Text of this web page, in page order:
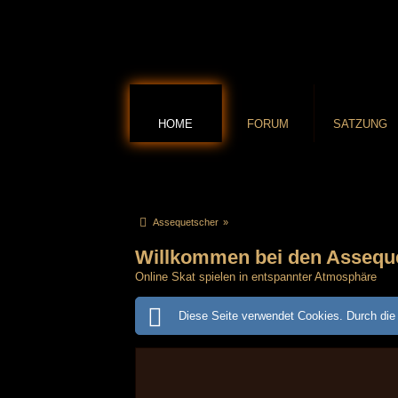
HOME FORUM SATZUNG
Assequetscher »
Willkommen bei den
Online Skat spielen in entspannter Atmosphäre
Diese Seite verwendet Cookies. Durch